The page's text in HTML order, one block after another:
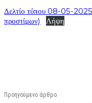
Δελτίο τύπου 08-05-2025
προστίμων)
Λήψη
Προηγούμενο άρθρο